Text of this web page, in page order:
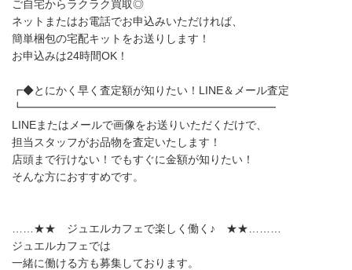
ご自宅からラクラク買取◎
ネットまたはお電話でお申込みいただければ、
簡単梱包の宅配キットをお送りします！
お申込みは24時間OK！
┏◆とにかく早く査定額が知りたい！LINE＆メール査定
┗━━━━━━━━━━━━━━━━━━━━━━━
LINEまたはメールで画像をお送りいただくだけで、
担当スタッフがお品物を査定いたします！
店頭まで行けない！でもすぐに金額が知りたい！
そんな方におすすめです。
……★★ ジュエルカフェで楽しく働く♪ ★★………
ジュエルカフェでは
一緒に働ける方も募集しております。